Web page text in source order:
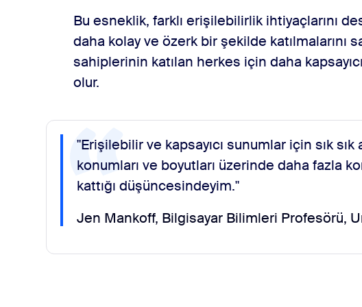
Bu esneklik, farklı erişilebilirlik ihtiyaçlarını
daha kolay ve özerk bir şekilde katılmalarını
sahiplerinin katılan herkes için daha
olur.
"Erişilebilir ve kapsayıcı sunumlar için sık
konumları ve boyutları üzerinde daha fazla
kattığı düşüncesindeyim."
Jen Mankoff, Bilgisayar Bilimleri Profesörü,